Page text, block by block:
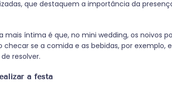
que destaquem a importância da
íntima é que, no mini wedding, os noivos
se a comida e as bebidas, por exemplo,
resolver.
a festa